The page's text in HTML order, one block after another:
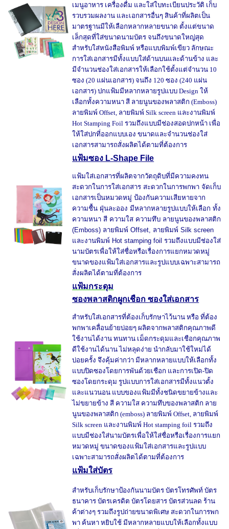
เมนูอาหาร เครื่องดื่ม และใส่ใบทะเบียนประวัติ เก็บ
รวบรวมผลงาน และเอกสารอื่นๆ สินค้าที่ผลิตเป็น
มาตรฐานมีให้เลือกหลากหลายขนาด ตั้งแต่ขนาด
เล็กสุดที่ใส่ขนาดนามบัตร จนถึงขนาดใหญ่สุด
สำหรับใส่หนังสือพิมพ์ หรือแบบพิมพ์เขียว ลักษณะ
การใส่เอกสารมีทั้งแบบใส่ด้านบนและด้านข้าง และ
มีจำนวนช่องใส่เอกสารให้เลือกใช้ตั้งแต่จำนวน 10
ซอง (20 แผ่นเอกสาร) จนถึง 120 ซอง (240 แผ่น
เอกสาร) ปกแฟ้มมีหลากหลายรูปแบบ Design ให้
เลือกทั้งความหนา สี ลายนูนของพลาสติก (Emboss)
ลายพิมพ์ Offset, ลายพิมพ์ Silk screen และงานพิมพ์
Hot Stamping Foil รวมถึงแบบมีช่องสอดปกหน้า เพื่อ
ให้ใส่ปกที่ออกแบบเอง ขนาดและจำนวนช่องใส่
เอกสารสามารถสั่งผลิตได้ตามที่ต้องการ
แฟ้มซอง L-Shape File
แฟ้มใส่เอกสารที่ผลิตจากวัตถุดิบที่มีความคงทน
สะดวกในการใส่เอกสาร สะดวกในการพกพา จัดเก็บ
เอกสารเป็นหมวดหมู่ ป้องกันความเสียหายจาก
ความชื้น ฝุ่นละออง มีหลากหลายรูปแบบให้เลือก ทั้ง
ความหนา สี ความใส ความทึบ ลายนูนของพลาสติก
(Emboss) ลายพิมพ์ Offset, ลายพิมพ์ Silk screen
และงานพิมพ์ Hot stamping foil รวมถึงแบบมีช่องใส่
นามบัตรเพื่อให้ใส่ชื่อหรือเรื่องการแยกหมวดหมู่
ขนาดของแฟ้มใส่เอกสารและรูปแบบเฉพาะสามารถ
สั่งผลิตได้ตามที่ต้องการ
แฟ้มกระดุม
ซองพลาสติกผูกเชือก ซองใส่เอกสาร
สำหรับใส่เอกสารที่ต้องเก็บรักษาไว้นาน หรือ ที่ต้อง
พกพาเคลื่อนย้ายบ่อยๆ ผลิตจากพลาสติกคุณภาพดี
ใช้งานได้งาน ทนทาน เม็ดกระดุมและเชือกคุณภาพ
ดีใช้งานได้นาน ไม่หลุดง่าย นำกลับมาใช้ใหม่ได้
บ่อยครั้ง จึงคุ้มค่ากว่า มีหลากหลายแบบให้เลือกทั้ง
แบบปิดซองโดยการพันด้วยเชือก และการเปิด-ปิด
ซองโดยกระดุม รูปแบบการใส่เอกสารมีทั้งแนวตั้ง
และแนวนอน แบบของแฟ้มมีทั้งชนิดขยายข้างและ
ไม่ขยายข้าง สี ความใส ความทึบของพลาสติก ลาย
นูนของพลาสติก (emboss) ลายพิมพ์ Offset, ลายพิมพ์
Silk screen และงานพิมพ์ Hot stamping foil รวมถึง
แบบมีช่องใส่นามบัตรเพื่อให้ใส่ชื่อหรือเรื่องการแยก
หมวดหมู่ ขนาดของแฟ้มใส่เอกสารและรูปแบบ
เฉพาะสามารถสั่งผลิตได้ตามที่ต้องการ
แฟ้มใส่บัตร
สำหรับเก็บรักษาป้องกันนามบัตร บัตรโทรศัพท์ บัตร
ธนาคาร บัตรเครดิต บัตรโดยสาร บัตรส่วนลด ร้าน
ค้าต่างๆ รวมถึงรูปถ่ายขนาดพิเศษ สะดวกในการพก
พา ค้นหา หยิบใช้ มีหลากหลายแบบให้เลือกทั้งแบบ